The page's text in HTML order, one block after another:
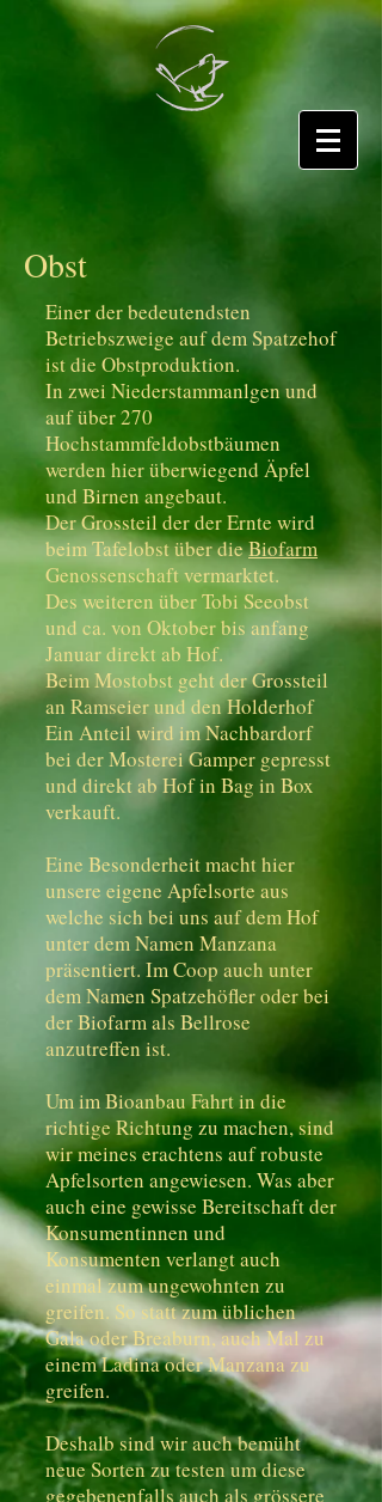
Obst
Einer der bedeutendsten
Betriebszweige auf dem Spatzehof
ist die Obstproduktion.
In zwei Niederstammanlgen und
auf über 270
Hochstammfeldobstbäumen
werden hier überwiegend Äpfel
und Birnen angebaut.
Der Grossteil der der Ernte wird
beim Tafelobst über dieBiofarm
Genossenschaft vermarktet.
Des weiteren über Tobi Seeobst
und ca. von Oktober bis anfang
Januar direkt ab Hof.
Beim Mostobst geht der Grossteil
an Ramseier und den Holderhof
Ein Anteil wird im Nachbardorf
bei der Mosterei Gamper gepresst
und direkt ab Hof in Bag in Box
verkauft.
Eine Besonderheit macht hier
unsere eigene Apfelsorte aus
welche sich bei uns auf dem Hof
unter dem Namen Manzana
präsentiert. Im Coop auch unter
dem Namen Spatzehöfler oder bei
der Biofarm als Bellrose
anzutreffen ist.
Um im Bioanbau Fahrt in die
richtige Richtung zu machen, sind
wir meines erachtens auf robuste
Apfelsorten angewiesen. Was aber
auch eine gewisse Bereitschaft der
Konsumentinnen und
Konsumenten verlangt auch
einmal zum ungewohnten zu
greifen. So statt zum üblichen
Gala oder Breaburn, auch Mal zu
einem Ladina oder Manzana zu
greifen.
Deshalb sind wir auch bemüht
neue Sorten zu testen um diese
gegebenenfalls auch als grössere